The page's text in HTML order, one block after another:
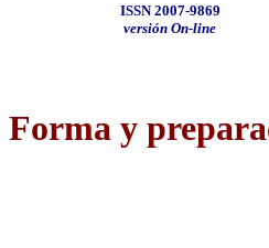
ISSN 2007-9869
versión On-line
Forma y